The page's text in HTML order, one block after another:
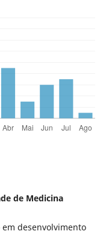
de Medicina
desenvolvimento